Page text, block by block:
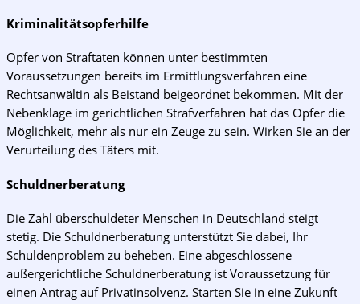
Kriminalitätsopferhilfe
Opfer von Straftaten können unter bestimmten
Voraussetzungen bereits im Ermittlungsverfahren eine
Rechtsanwältin als Beistand beigeordnet bekommen. Mit der
Nebenklage im gerichtlichen Strafverfahren hat das Opfer die
Möglichkeit, mehr als nur ein Zeuge zu sein. Wirken Sie an der
Verurteilung des Täters mit.
Schuldnerberatung
Die Zahl überschuldeter Menschen in Deutschland steigt
stetig. Die Schuldnerberatung unterstützt Sie dabei, Ihr
Schuldenproblem zu beheben. Eine abgeschlossene
außergerichtliche Schuldnerberatung ist Voraussetzung für
einen Antrag auf Privatinsolvenz. Starten Sie in eine Zukunft